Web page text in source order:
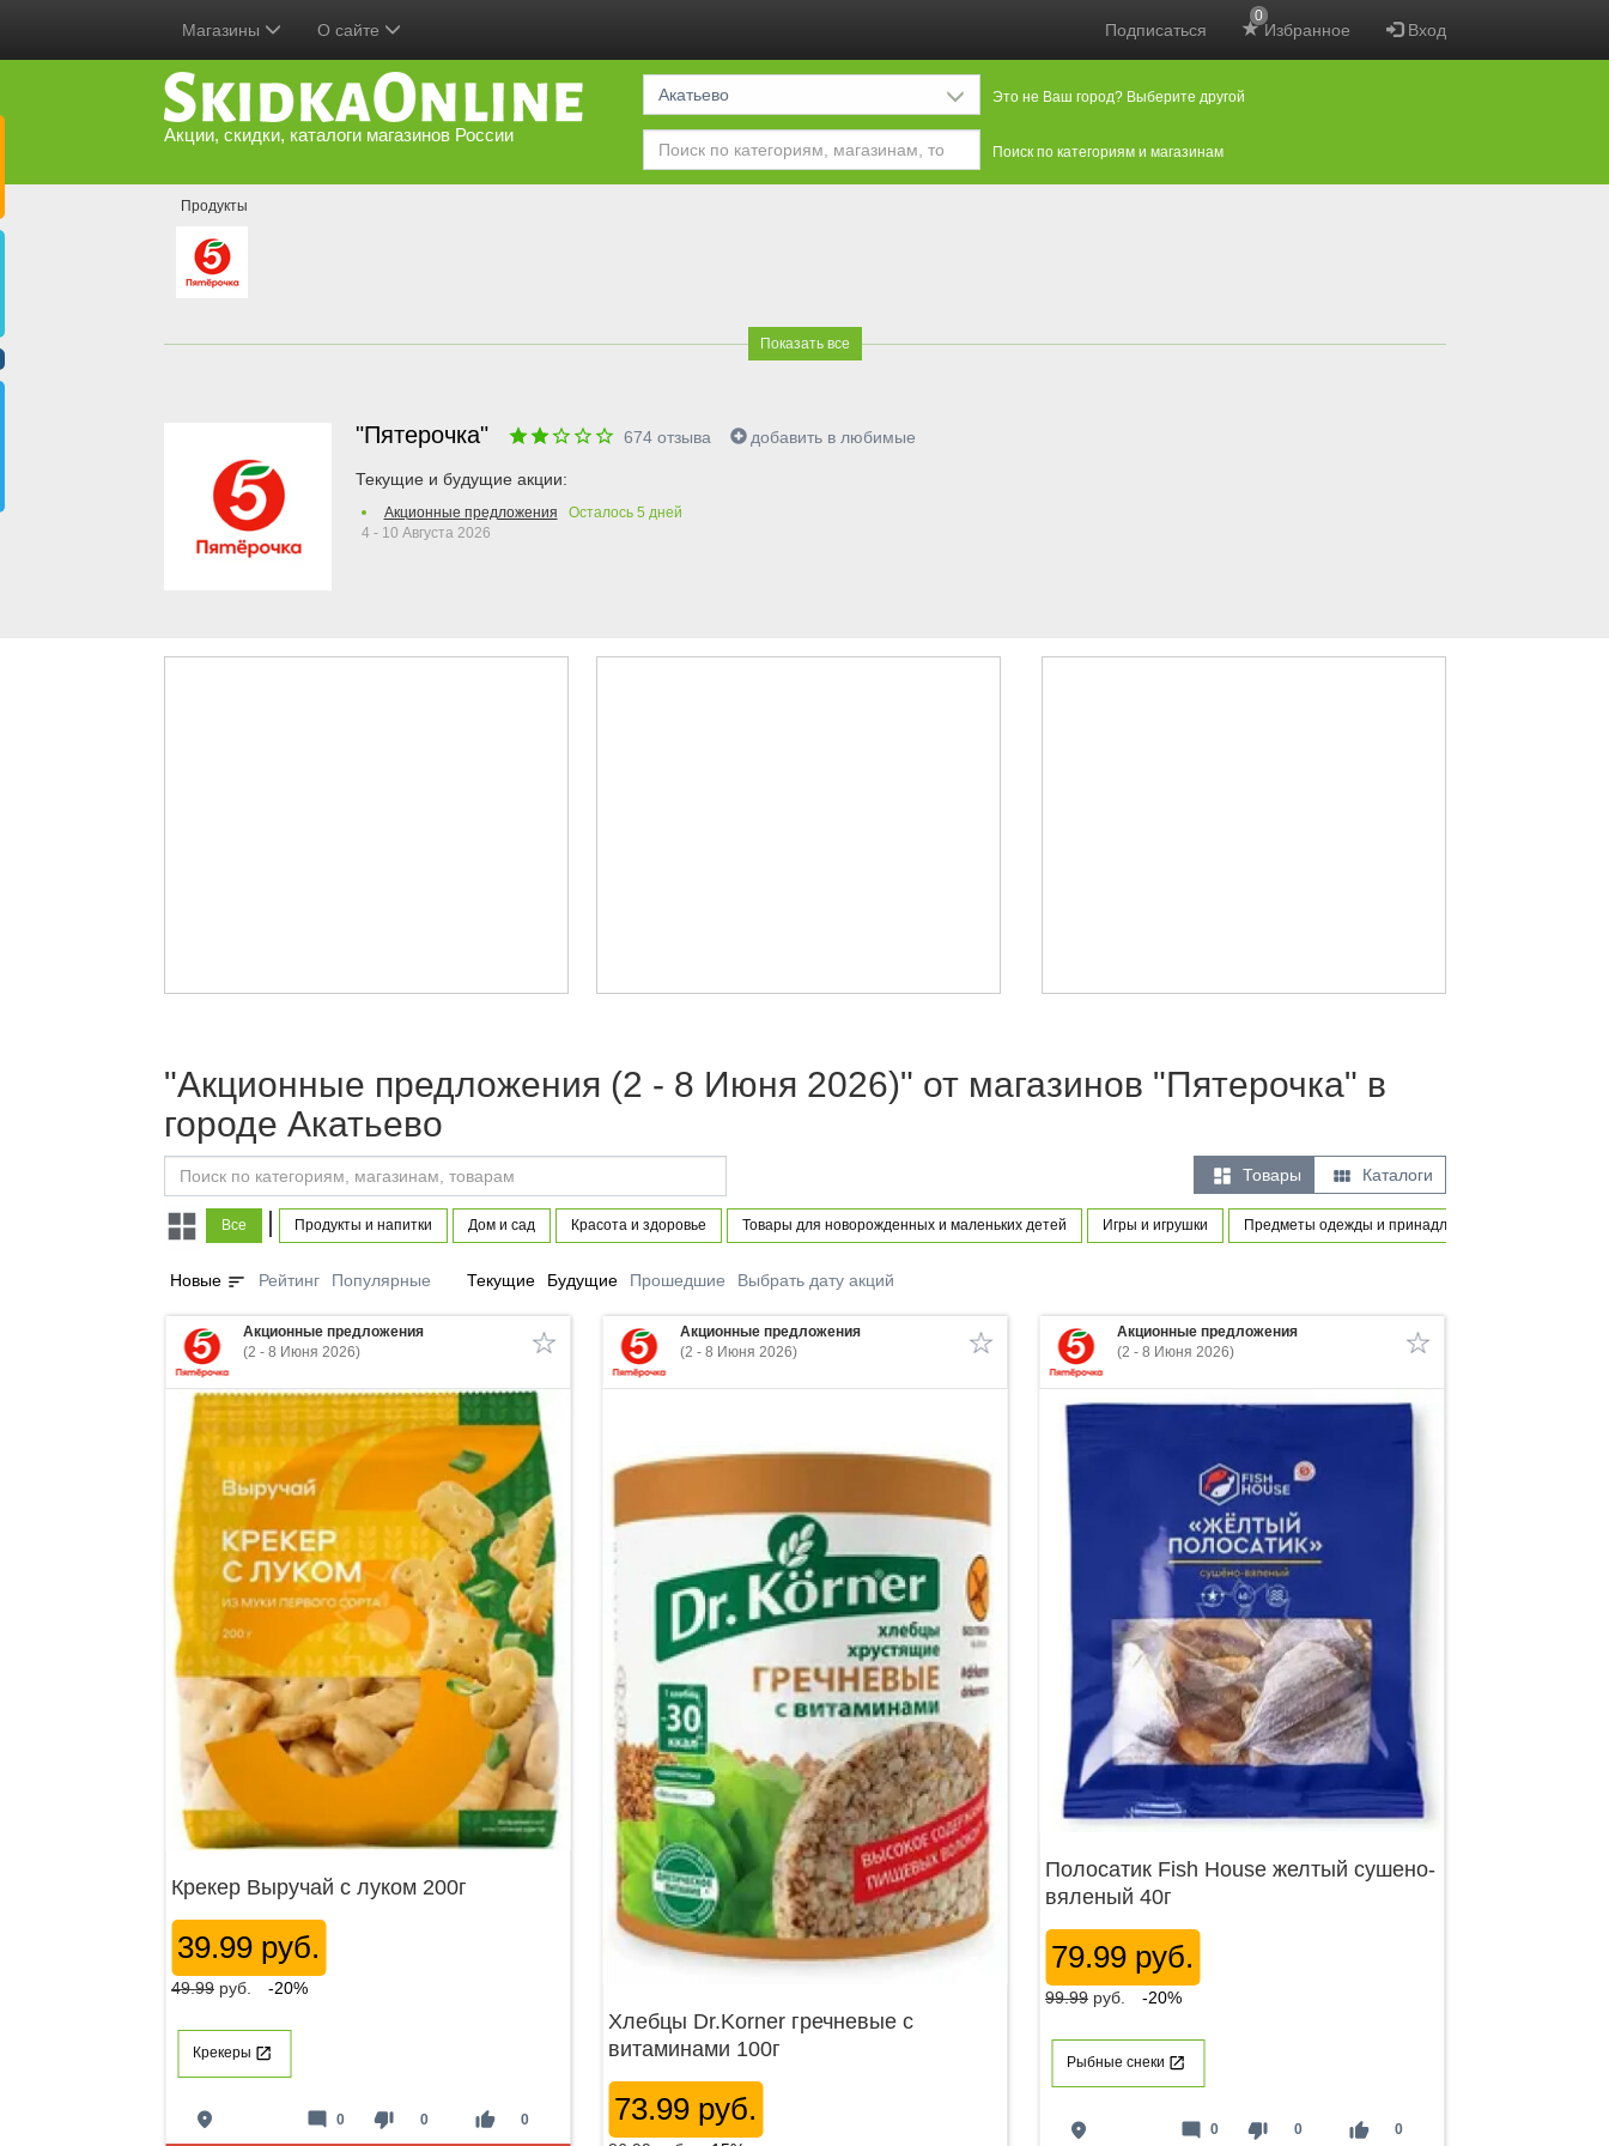
Подписаться Избранное
0
Вход
Магазины О сайте
Акции, скидки, каталоги магазинов России
Акатьево Это не Ваш город? Выберите другой
Поиск по категориям и магазинам
Продукты
Показать все
"Пятерочка" 674отзыва добавить в любимые
Текущие и будущие акции:
Акционные предложения Осталось 5 дней
4 - 10 Августа 2026
"Акционные предложения (2 - 8 Июня 2026)" от магазинов "Пятерочка" в
городе Акатьево
 Товары  Каталоги
Все | Продукты и напитки Дом и сад Красота и здоровье Товары для новорожденных и маленьких детей Игры и игрушки Предметы одежды и принадлежности
Новые sort Рейтинг Популярные Текущие Будущие Прошедшие Выбрать дату акций
Акционные предложения
(2 - 8 Июня 2026)
Крекер Выручай с луком 200г
39.99 руб.
49.99 руб. -20%
Крекеры
place thumb_down 0 thumb_up 0
mode_comment 0
Акционные предложения
(2 - 8 Июня 2026)
Хлебцы Dr.Korner гречневые с
витаминами 100г
73.99 руб.
Акционные предложения
(2 - 8 Июня 2026)
Полосатик Fish House желтый сушено-
вяленый 40г
79.99 руб.
99.99 руб. -20%
Рыбные снеки
place thumb_down 0 thumb_up 0
mode_comment 0